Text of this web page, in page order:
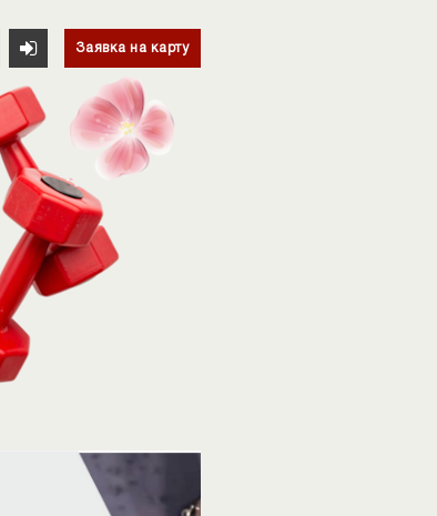
Заявка на карту